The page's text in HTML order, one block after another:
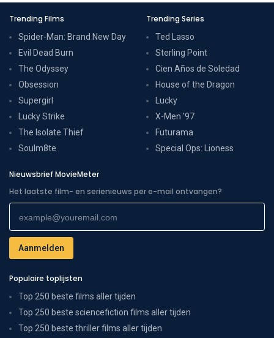
Trending Films
Spider-Man: Brand New Day
Evil Dead Burn
The Odyssey
Obsession
Supergirl
Lucky Strike
The Isolate Thief
Soulm8te
Trending Series
Ted Lasso
Sterling Point
Cien Años de Soledad
House of the Dragon
Lucky
X-Men '97
Futurama
Special Ops: Lioness
Nieuwsbrief MovieMeter
Het laatste film- en serienieuws per e-mail ontvangen?
Populaire toplijsten
Top 250 beste films aller tijden
Top 250 beste sciencefiction films aller tijden
Top 250 beste thriller films aller tijden